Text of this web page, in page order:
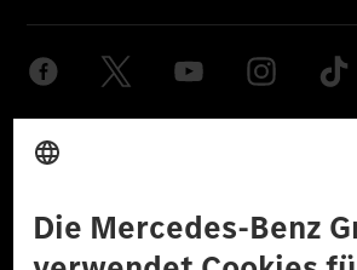
© 2026 Mercedes-Benz Group AG. Alle Rechte